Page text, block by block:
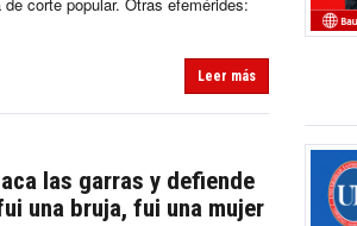
Leer más
las garras y defiende
una bruja, fui una mujer